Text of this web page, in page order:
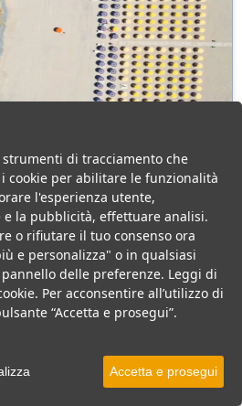
> Pizzo Calabro
in Calabria, nel verde, affacciato sul
zona piscina di 1500 mq.
SU MAPPA
di tracciamento che
cookie per abilitare le funzionalità
l'esperienza utente,
la pubblicità, effettuare analisi.
o rifiutare il tuo consenso ora
e personalizza" o in qualsiasi
delle preferenze. Leggi di
Per acconsentire all’utilizzo di
“Accetta e prosegui”.
Accetta e prosegui